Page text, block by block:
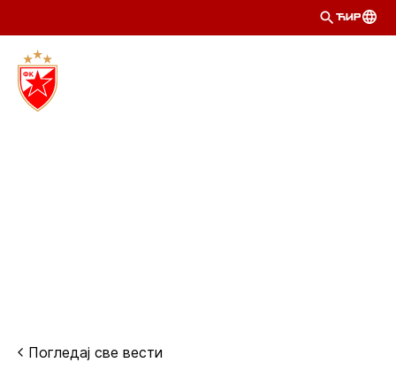
ЋИР
Погледај све вести